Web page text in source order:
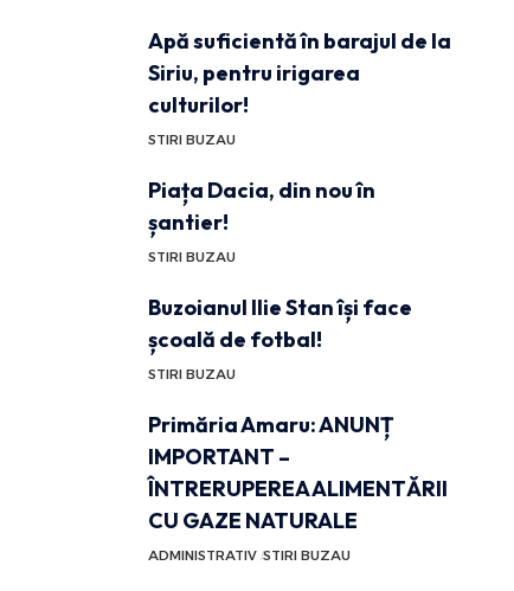
Apă suficientă în barajul de la
Siriu, pentru irigarea
culturilor!
STIRI BUZAU
Piața Dacia, din nou în
șantier!
STIRI BUZAU
Buzoianul Ilie Stan își face
școală de fotbal!
STIRI BUZAU
Primăria Amaru: ANUNȚ
IMPORTANT –
ÎNTRERUPEREA ALIMENTĂRII
CU GAZE NATURALE
ADMINISTRATIV STIRI BUZAU